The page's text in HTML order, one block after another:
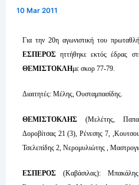
10 Mar 2011
Για την 20η αγωνιστική του
ΕΣΠΕΡΟΣ ηττήθηκε εκτός έδρας
ΘΕΜΙΣΤΟΚΛΗμε σκορ 77-79.
Διαιτητές: Μέλης, Ουσταμπασίδης.
ΘΕΜΙΣΤΟΚΛΗΣ (Μελέτης,
Δοροβίτσας 21 (3), Ρένεσης 7,
Τσελεπίδης 2, Νερομυλιώτης ,
ΕΣΠΕΡΟΣ (Καβάσιλας):